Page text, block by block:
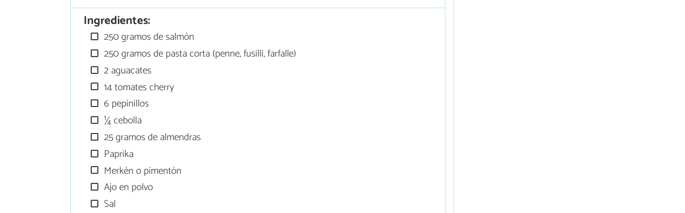
Ingredientes:
250 gramos de salmón
250 gramos de pasta corta (penne, fusilli, farfalle)
2 aguacates
14 tomates cherry
6 pepinillos
¼ cebolla
25 gramos de almendras
Paprika
Merkén o pimentón
Ajo en polvo
Sal